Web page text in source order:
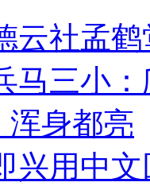
云社孟
马三小
浑身都亮
兴用中